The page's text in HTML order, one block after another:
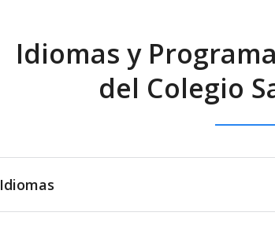
Idiomas y
del Colegio
Idiomas